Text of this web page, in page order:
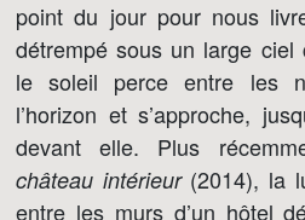
point du jour pour nous
détrempé sous un large ciel
le soleil perce entre les
l’horizon et s’approche,
devant elle. Plus
château intérieur(2014), la
entre les murs d’un hôtel